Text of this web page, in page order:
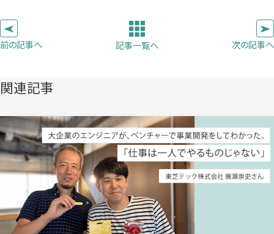
す） す）
で
す）
ー
前の記事へ 記事一覧へ 次の記事へ
関連記事